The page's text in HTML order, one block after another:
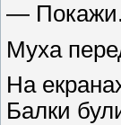
— Покажи.
Муха
На
Балки